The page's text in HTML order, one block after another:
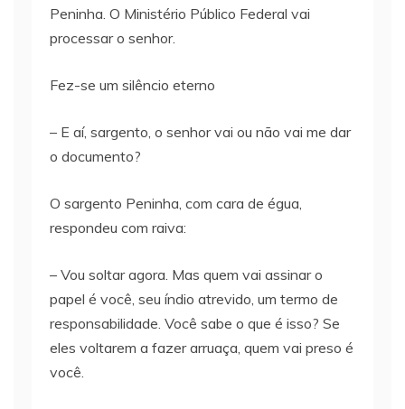
Peninha. O Ministério Público Federal vai
processar o senhor.
Fez-se um silêncio eterno
– E aí, sargento, o senhor vai ou não vai me dar
o documento?
O sargento Peninha, com cara de égua,
respondeu com raiva:
– Vou soltar agora. Mas quem vai assinar o
papel é você, seu índio atrevido, um termo de
responsabilidade. Você sabe o que é isso? Se
eles voltarem a fazer arruaça, quem vai preso é
você.